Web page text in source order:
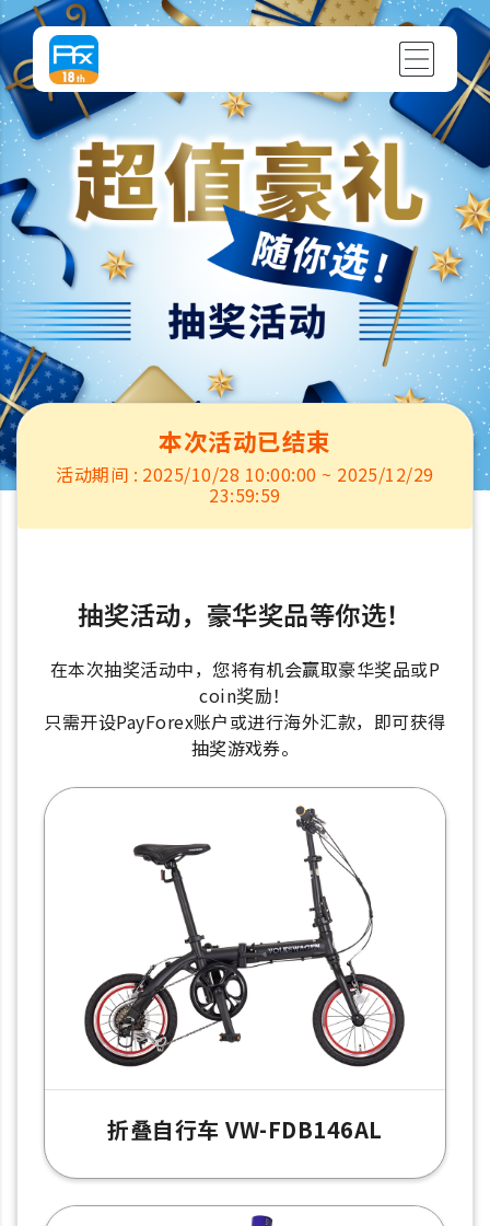
本次活动已结束
活动期间 : 2025/10/28 10:00:00 ~ 2025/12/29
23:59:59
抽奖活动，豪华奖品等你选！
在本次抽奖活动中，您将有机会赢取豪华奖品或P
coin奖励！
只需开设PayForex账户或进行海外汇款，即可获得
抽奖游戏券。
折叠自行车 VW-FDB146AL